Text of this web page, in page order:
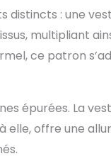
distincts : une
multipliant
ce patron
épurées. La
offre une